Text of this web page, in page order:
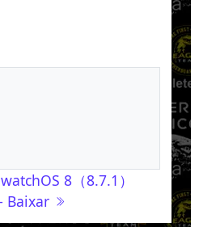
8（8.7.1）
Baixar